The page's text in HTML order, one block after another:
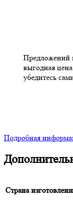
Предложений
выгодная
убедитесь
Подробная
Страна